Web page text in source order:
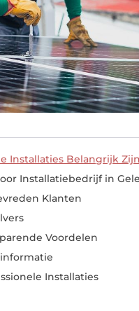
Installaties Belangrijk Zijn
Installatiebedrijf in
Klanten
Voordelen
Installaties